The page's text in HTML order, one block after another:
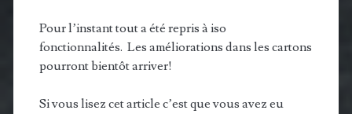
Pour l’instant tout a été repris à iso
fonctionnalités. Les améliorations dans les cartons
pourront bientôt arriver!
Si vous lisez cet article c’est que vous avez eu